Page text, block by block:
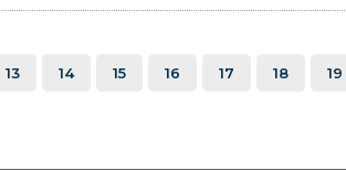
13 14 15 16 17 18 19